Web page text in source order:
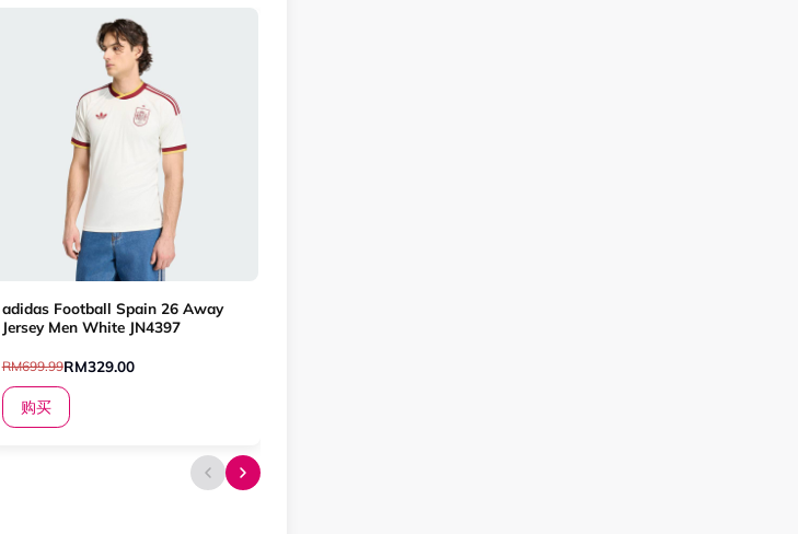
adidas Football Spain 26 Away
Jersey Men White JN4397
RM699.99RM329.00
购买